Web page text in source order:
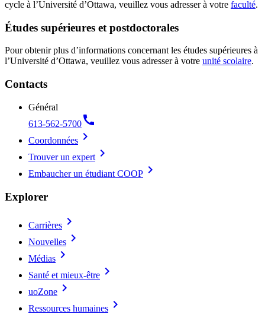
cycle à l’Université d’Ottawa, veuillez vous adresser à votre faculté.
Études supérieures et postdoctorales
Pour obtenir plus d’informations concernant les études supérieures à
l’Université d’Ottawa, veuillez vous adresser à votre unité scolaire.
Contacts
Général
613-562-5700call
Coordonnées chevron_right
Trouver un expert chevron_right
Embaucher un étudiant COOP chevron_right
Explorer
Carrières chevron_right
Nouvelles chevron_right
Médias chevron_right
Santé et mieux-être chevron_right
uoZone chevron_right
Ressources humaines chevron_right